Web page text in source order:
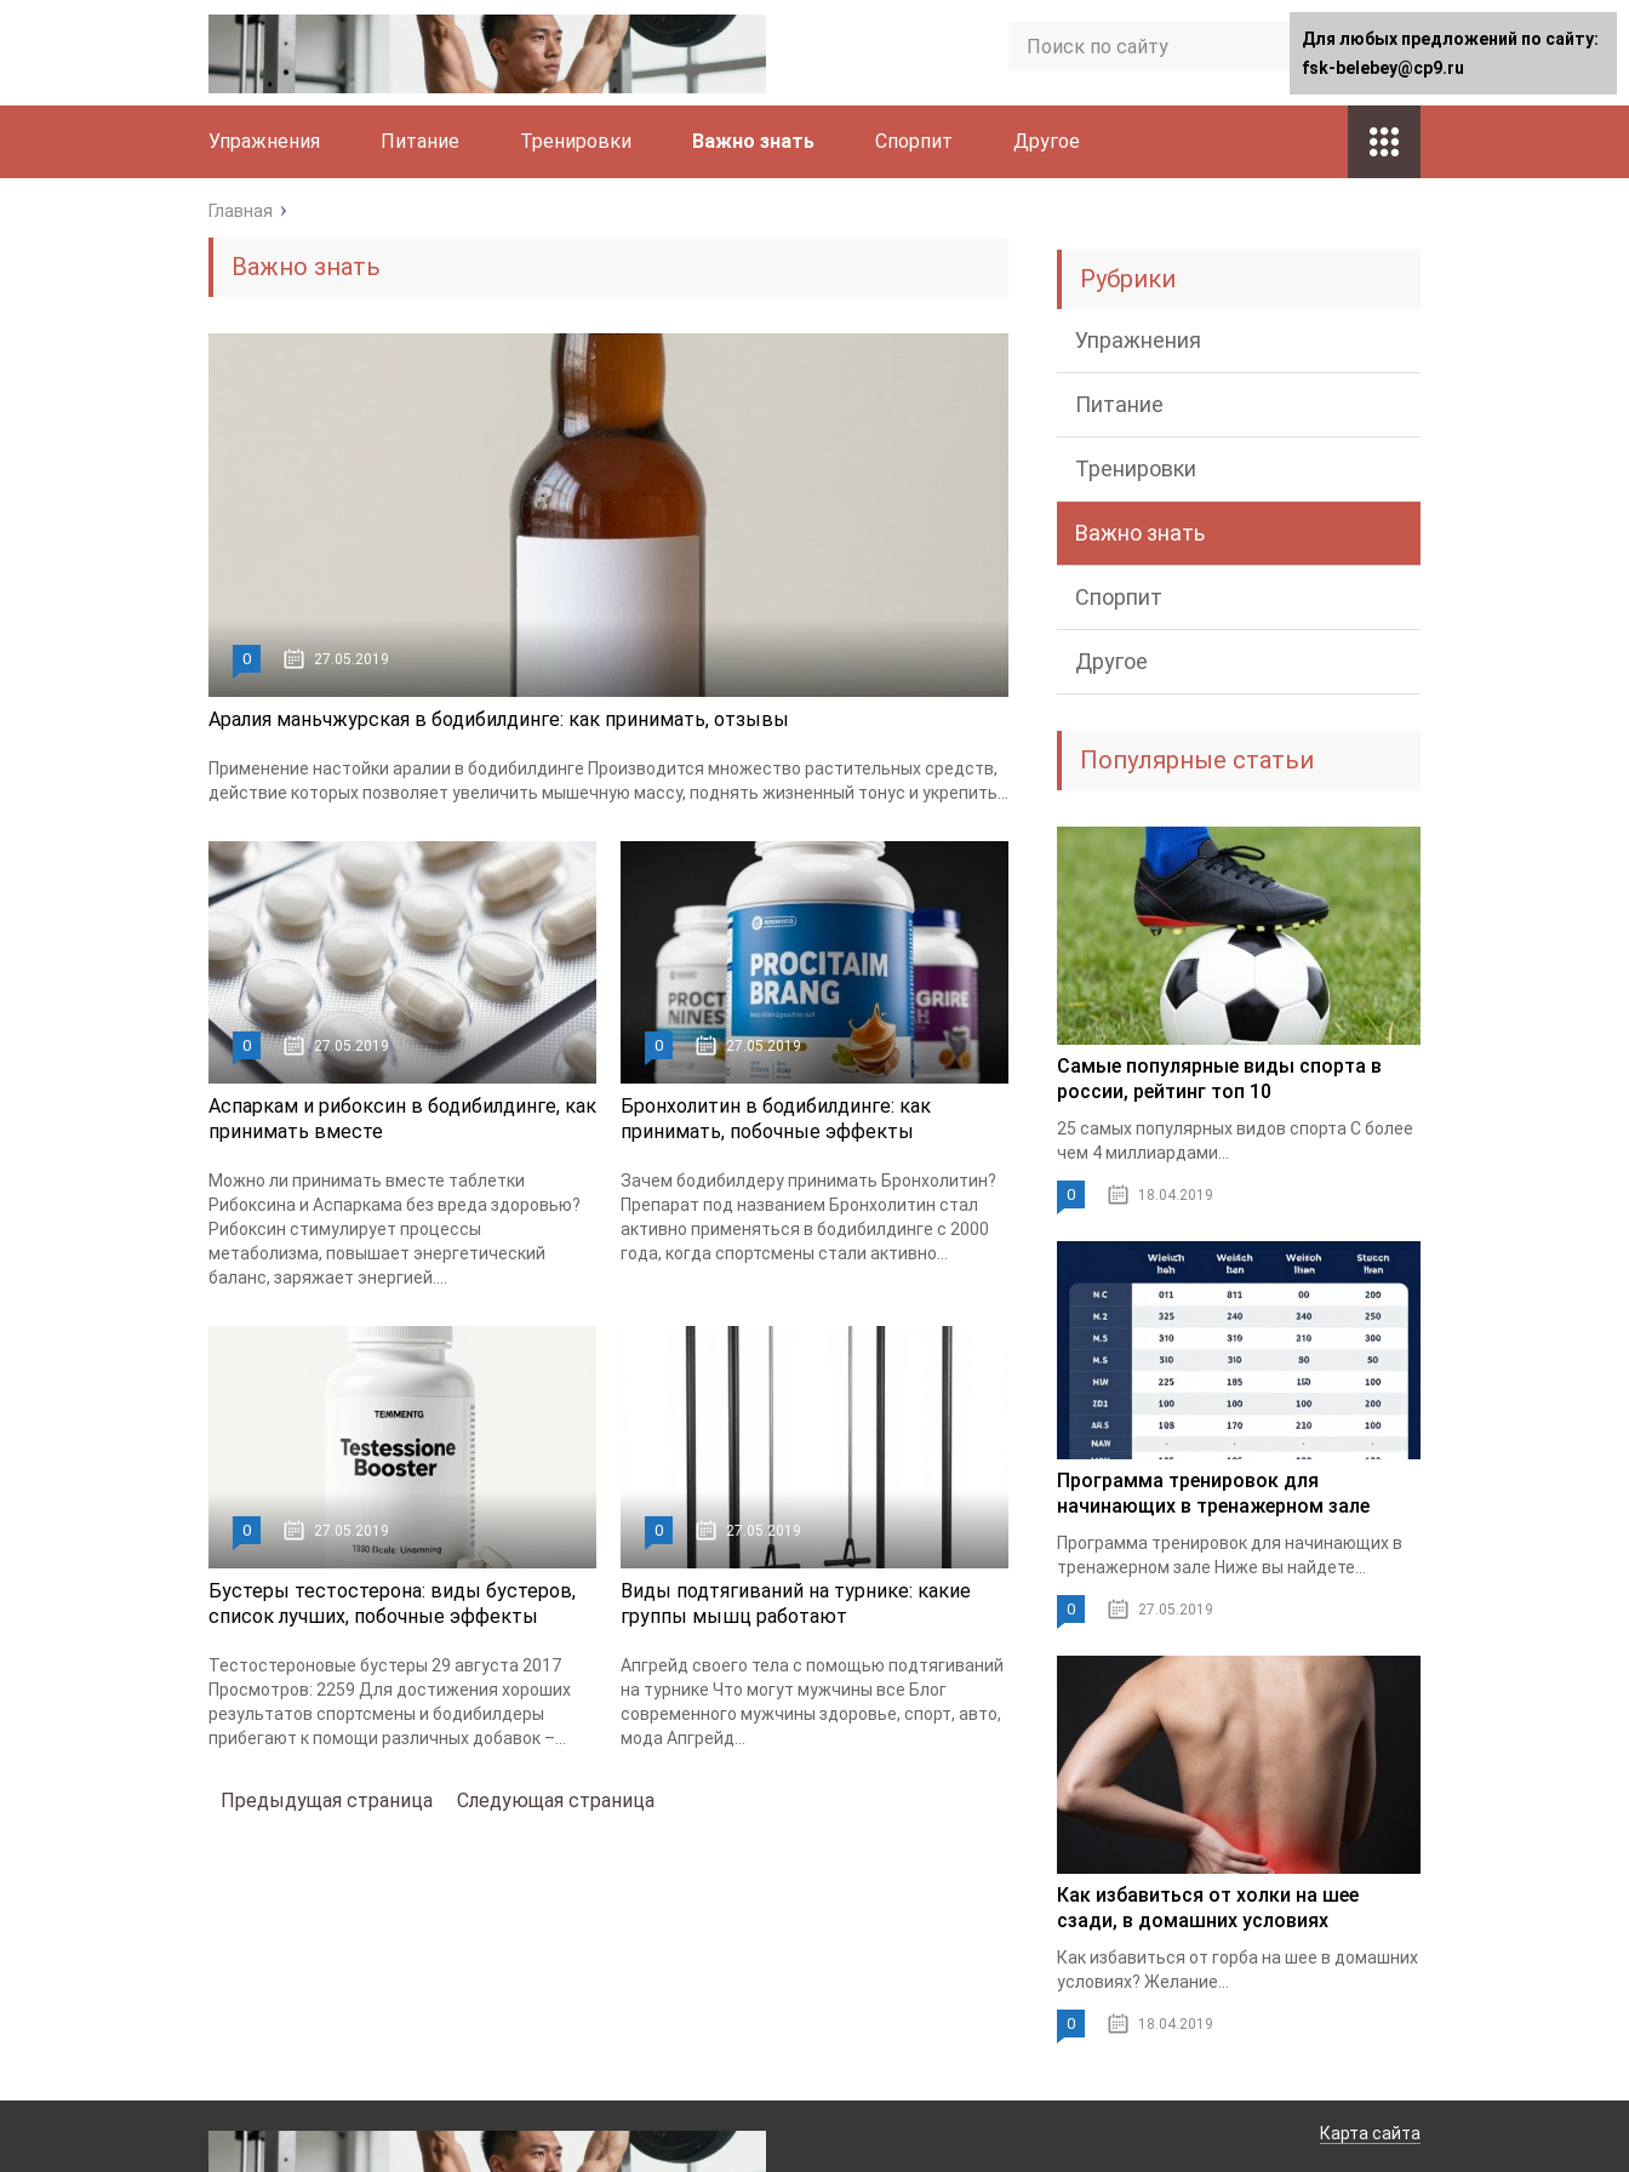
Упражнения Питание Тренировки Важно знать Спорпит Другое
Главная
Важно знать
0 27.05.2019
Аралия маньчжурская в бодибилдинге: как принимать, отзывы
Применение настойки аралии в бодибилдинге Производится множество растительных средств,
действие которых позволяет увеличить мышечную массу, поднять жизненный тонус и укрепить...
0 27.05.2019
Аспаркам и рибоксин в бодибилдинге, как
принимать вместе
Можно ли принимать вместе таблетки
Рибоксина и Аспаркама без вреда здоровью?
Рибоксин стимулирует процессы
метаболизма, повышает энергетический
баланс, заряжает энергией....
0 27.05.2019
Бронхолитин в бодибилдинге: как
принимать, побочные эффекты
Зачем бодибилдеру принимать Бронхолитин?
Препарат под названием Бронхолитин стал
активно применяться в бодибилдинге с 2000
года, когда спортсмены стали активно...
0 27.05.2019
Бустеры тестостерона: виды бустеров,
список лучших, побочные эффекты
Тестостероновые бустеры 29 августа 2017
Просмотров: 2259 Для достижения хороших
результатов спортсмены и бодибилдеры
прибегают к помощи различных добавок –...
0 27.05.2019
Виды подтягиваний на турнике: какие
группы мышц работают
Апгрейд своего тела с помощью подтягиваний
на турнике Что могут мужчины все Блог
современного мужчины здоровье, спорт, авто,
мода Апгрейд...
Предыдущая страница Следующая страница
Рубрики
Упражнения
Питание
Тренировки
Важно знать
Спорпит
Другое
Популярные статьи
Самые популярные виды спорта в
россии, рейтинг топ 10
25 самых популярных видов спорта С более
чем 4 миллиардами...
0 18.04.2019
Программа тренировок для
начинающих в тренажерном зале
Программа тренировок для начинающих в
тренажерном зале Ниже вы найдете...
0 27.05.2019
Как избавиться от холки на шее
сзади, в домашних условиях
Как избавиться от горба на шее в домашних
условиях? Желание...
0 18.04.2019
Карта сайта
Для любых предложений по сайту:
fsk-belebey@cp9.ru